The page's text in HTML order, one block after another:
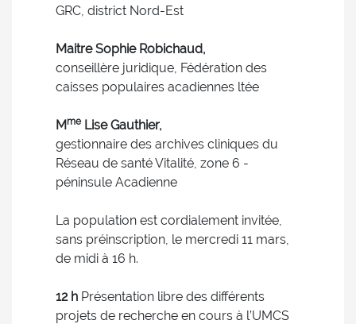
GRC, district Nord-Est
Maitre Sophie Robichaud,
conseillère juridique, Fédération des
caisses populaires acadiennes ltée
MmeLise Gauthier,
gestionnaire des archives cliniques du
Réseau de santé Vitalité, zone 6 -
péninsule Acadienne
La population est cordialement invitée,
sans préinscription, le mercredi 11 mars,
de midi à 16 h.
12 h Présentation libre des différents
projets de recherche en cours à l’UMCS